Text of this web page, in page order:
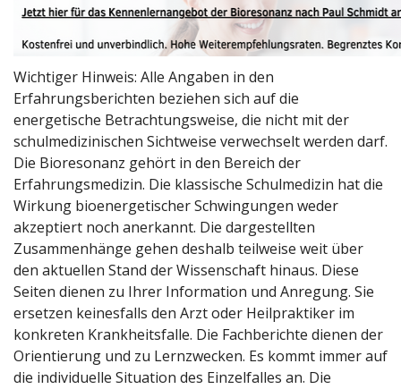
Wichtiger Hinweis: Alle Angaben in den
Erfahrungsberichten beziehen sich auf die
energetische Betrachtungsweise, die nicht mit der
schulmedizinischen Sichtweise verwechselt werden darf.
Die Bioresonanz gehört in den Bereich der
Erfahrungsmedizin. Die klassische Schulmedizin hat die
Wirkung bioenergetischer Schwingungen weder
akzeptiert noch anerkannt. Die dargestellten
Zusammenhänge gehen deshalb teilweise weit über
den aktuellen Stand der Wissenschaft hinaus. Diese
Seiten dienen zu Ihrer Information und Anregung. Sie
ersetzen keinesfalls den Arzt oder Heilpraktiker im
konkreten Krankheitsfalle. Die Fachberichte dienen der
Orientierung und zu Lernzwecken. Es kommt immer auf
die individuelle Situation des Einzelfalles an. Die